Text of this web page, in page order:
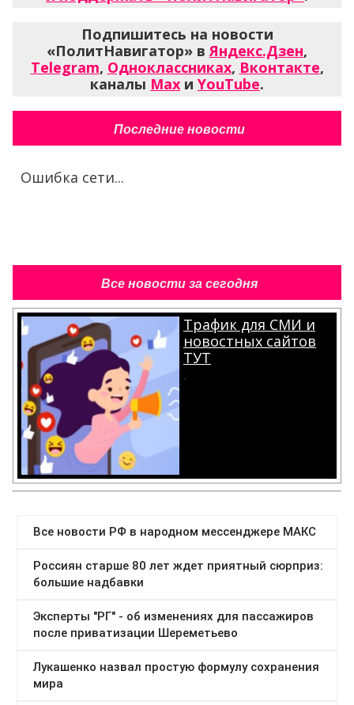
Подпишитесь на новости
«ПолитНавигатор» вЯндекс.Дзен,
Telegram, Одноклассниках, Вконтакте,
каналы Max и YouTube.
Последние новости
Ошибка сети...
Все новости за сегодня
Трафик для СМИ и
новостных сайтов
ТУТ
.